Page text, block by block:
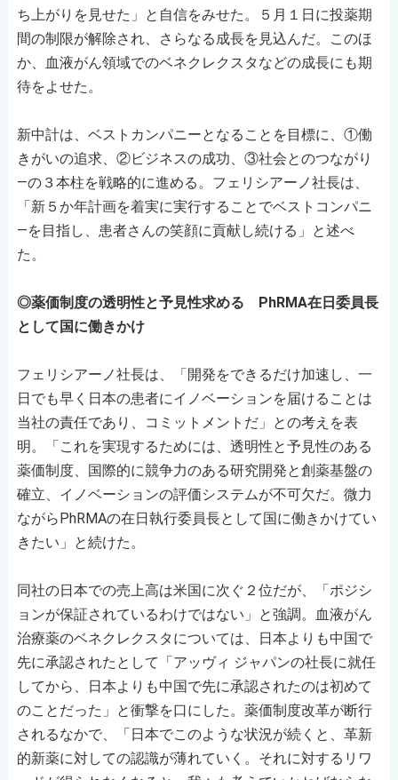
ち上がりを見せた」と自信をみせた。５月１日に投薬期
間の制限が解除され、さらなる成長を見込んだ。このほ
か、血液がん領域でのベネクレクスタなどの成長にも期
待をよせた。
新中計は、ベストカンパニーとなることを目標に、①働
きがいの追求、②ビジネスの成功、③社会とのつながり
―の３本柱を戦略的に進める。フェリシアーノ社長は、
「新５か年計画を着実に実行することでベストコンパニ
―を目指し、患者さんの笑顔に貢献し続ける」と述べ
た。
◎薬価制度の透明性と予見性求める PhRMA在日委員長
として国に働きかけ
フェリシアーノ社長は、「開発をできるだけ加速し、一
日でも早く日本の患者にイノベーションを届けることは
当社の責任であり、コミットメントだ」との考えを表
明。「これを実現するためには、透明性と予見性のある
薬価制度、国際的に競争力のある研究開発と創薬基盤の
確立、イノベーションの評価システムが不可欠だ。微力
ながらPhRMAの在日執行委員長として国に働きかけてい
きたい」と続けた。
同社の日本での売上高は米国に次ぐ２位だが、「ポジシ
ョンが保証されているわけではない」と強調。血液がん
治療薬のベネクレクスタについては、日本よりも中国で
先に承認されたとして「アッヴィ ジャパンの社長に就任
してから、日本よりも中国で先に承認されたのは初めて
のことだった」と衝撃を口にした。薬価制度改革が断行
されるなかで、「日本でこのような状況が続くと、革新
的新薬に対しての認識が薄れていく。それに対するリワ